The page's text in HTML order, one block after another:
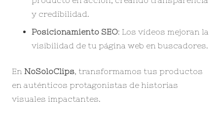
y credibilidad.
Posicionamiento SEO: Los vídeos mejoran la
visibilidad de tu página web en buscadores.
En NoSoloClips , transformamos tus productos
en auténticos protagonistas de historias
visuales impactantes.